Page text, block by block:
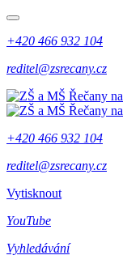
+420 466 932 104
reditel@zsrecany.cz
+420 466 932 104
reditel@zsrecany.cz
Vytisknout
YouTube
Vyhledávání